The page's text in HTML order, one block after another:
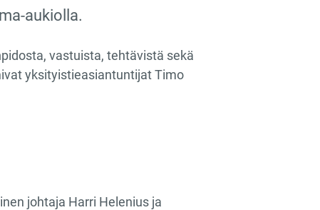
aukiolla.
vastuista, tehtävistä sekä
yksityistieasiantuntijat Timo
johtaja Harri Helenius ja